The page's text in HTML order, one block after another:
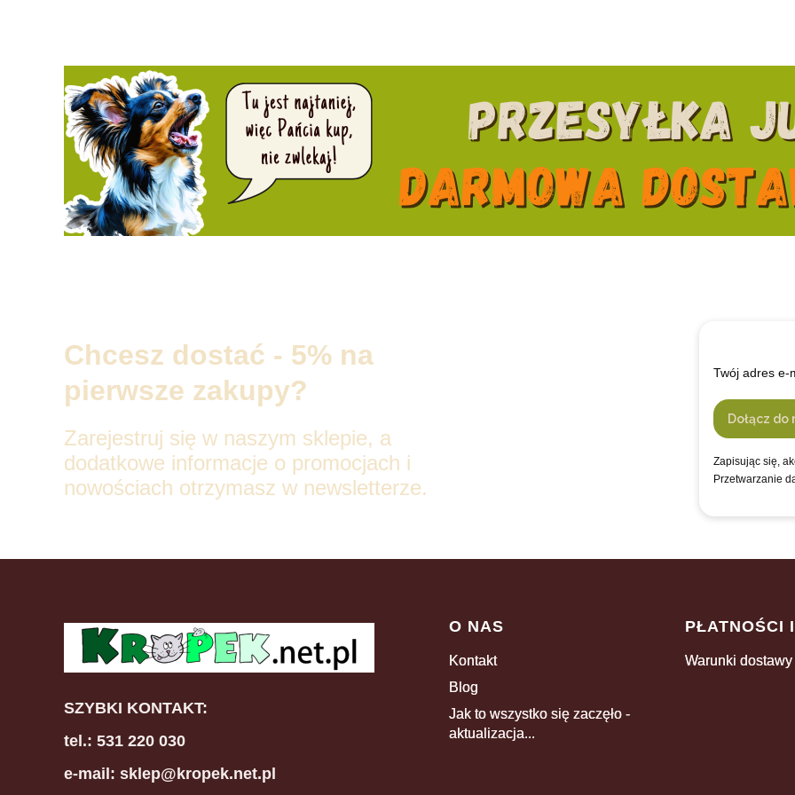
Chcesz dostać - 5% na
pierwsze zakupy?
Zarejestruj się w naszym sklepie, a
dodatkowe informacje o promocjach i
nowościach otrzymasz w newsletterze.
Twój adres e-
Dołącz
Zapisując się,
Przetwarzanie
SZYBKI KONTAKT:
tel.: 531 220 030
e-mail: sklep@kropek.net.pl
Linki w stopce
O NAS
Kontakt
Blog
Jak to wszystko się zaczęło -
aktualizacja...
PŁATNOŚCI
Warunki dostawy